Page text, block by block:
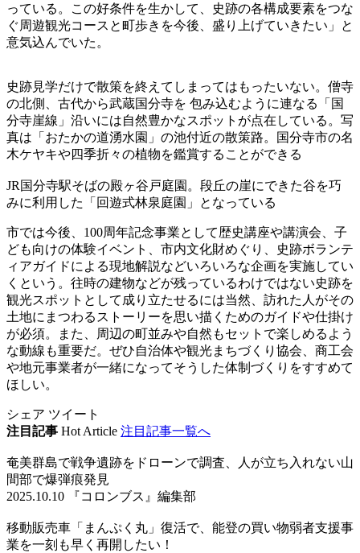
っている。この好条件を生かして、史跡の各構成要素をつな
ぐ周遊観光コースと町歩きを今後、盛り上げていきたい」と
意気込んでいた。
史跡見学だけで散策を終えてしまってはもったいない。僧寺
の北側、古代から武蔵国分寺を 包み込むように連なる「国
分寺崖線」沿いには自然豊かなスポットが点在している。写
真は「おたかの道湧水園」の池付近の散策路。国分寺市の名
木ケヤキや四季折々の植物を鑑賞することができる
JR国分寺駅そばの殿ヶ谷戸庭園。段丘の崖にできた谷を巧
みに利用した「回遊式林泉庭園」となっている
市では今後、100周年記念事業として歴史講座や講演会、子
ども向けの体験イベント、市内文化財めぐり、史跡ボランテ
ィアガイドによる現地解説などいろいろな企画を実施してい
くという。往時の建物などが残っているわけではない史跡を
観光スポットとして成り立たせるには当然、訪れた人がその
土地にまつわるストーリーを思い描くためのガイドや仕掛け
が必須。また、周辺の町並みや自然もセットで楽しめるよう
な動線も重要だ。ぜひ自治体や観光まちづくり協会、商工会
や地元事業者が一緒になってそうした体制づくりをすすめて
ほしい。
シェア ツイート
注目記事 Hot Article 注目記事一覧へ
奄美群島で戦争遺跡をドローンで調査、人が立ち入れない山
間部で爆弾痕発見
2025.10.10 『コロンブス』編集部
移動販売車「まんぷく丸」復活で、能登の買い物弱者支援事
業を一刻も早く再開したい！